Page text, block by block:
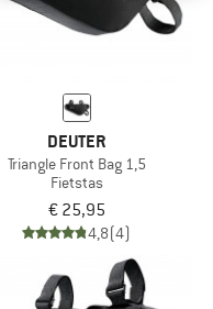
DEUTER
Triangle Front Bag 1,5
Fietstas
€ 25,95
4,8(4)